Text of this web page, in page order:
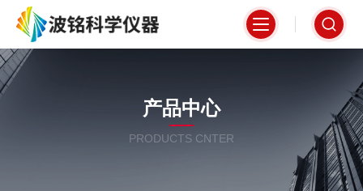
产品中心
PRODUCTS CNTER